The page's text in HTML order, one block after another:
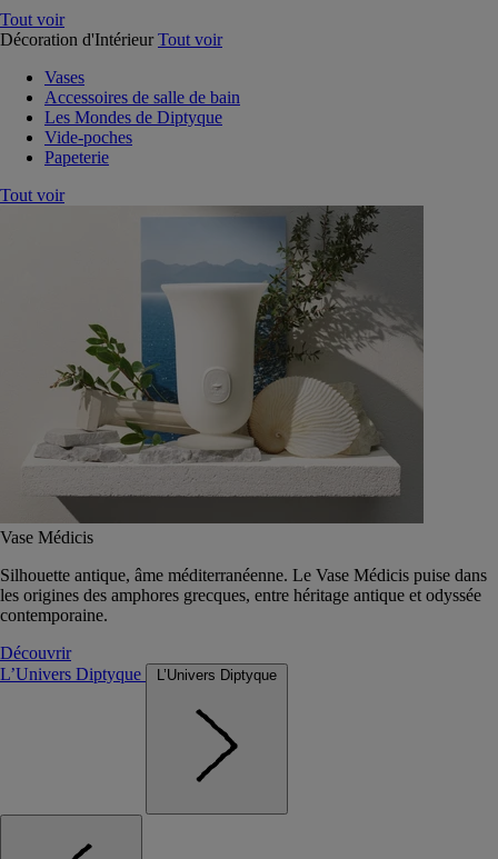
Tout voir
Décoration d'Intérieur Tout voir
Vases
Accessoires de salle de bain
Les Mondes de Diptyque
Vide-poches
Papeterie
Tout voir
Vase Médicis
Silhouette antique, âme méditerranéenne. Le Vase Médicis puise dans
les origines des amphores grecques, entre héritage antique et odyssée
contemporaine.
Découvrir
L’Univers Diptyque
L’Univers Diptyque